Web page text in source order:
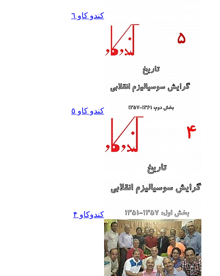
کندو کاو ٦
کندو کاو ٥
کندوکاو ۴